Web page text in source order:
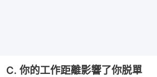
C. 你的工作距離影響了你脱單